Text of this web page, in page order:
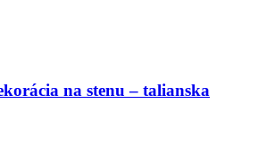
na stenu – talianska